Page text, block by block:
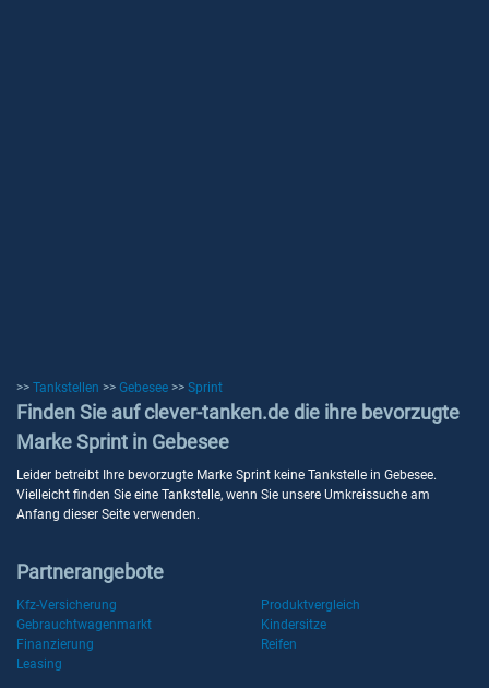
>> Tankstellen >> Gebesee >> Sprint
Finden Sie auf clever-tanken.de die ihre bevorzugte
Marke Sprint in Gebesee
Leider betreibt Ihre bevorzugte Marke Sprint keine Tankstelle in Gebesee.
Vielleicht finden Sie eine Tankstelle, wenn Sie unsere Umkreissuche am
Anfang dieser Seite verwenden.
Partnerangebote
Kfz-Versicherung
Produktvergleich
Gebrauchtwagenmarkt
Kindersitze
Finanzierung
Reifen
Leasing